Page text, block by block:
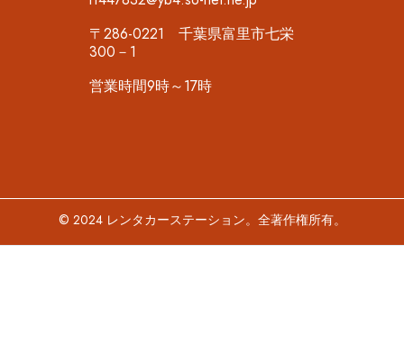
〒286-0221 千葉県富里市七栄
300－1
営業時間9時～17時
© 2024 レンタカーステーション。全著作権所有。